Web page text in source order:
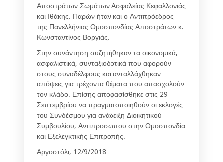
Αποστράτων Σωμάτων Ασφαλείας Κεφαλλονιάς
και Ιθάκης. Παρών ήταν και ο Αντιπρόεδρος
της Πανελλήνιας Ομοσπονδίας Αποστράτων κ.
Κωνσταντίνος Βοργιάς.
Στην συνάντηση συζητήθηκαν τα οικονομικά,
ασφαλιστικά, συνταξιοδοτικά που αφορούν
στους συναδέλφους και ανταλλάχθηκαν
απόψεις για τρέχοντα θέματα που απασχολούν
τον κλάδο. Επίσης αποφασίσθηκε στις 29
Σεπτεμβρίου να πραγματοποιηθούν οι εκλογές
του Συνδέσμου για ανάδειξη Διοικητικού
Συμβουλίου, Αντιπροσώπου στην Ομοσπονδία
και Εξελεγκτικής Επιτροπής.
Αργοστόλι, 12/9/2018